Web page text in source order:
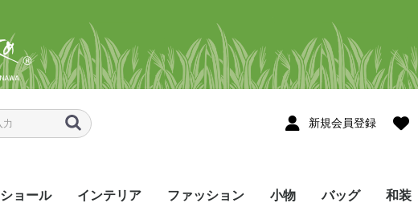
新規会員登録
ショール インテリア ファッション 小物 バッグ 和装